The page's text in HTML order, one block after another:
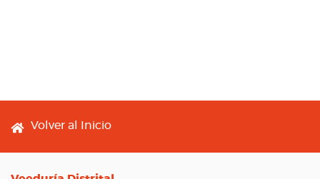
Footer menu
Volver al Inicio